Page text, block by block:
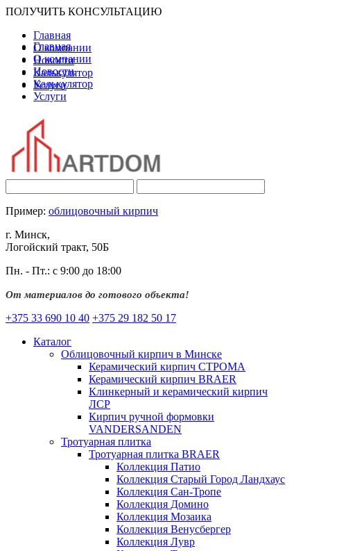
ПОЛУЧИТЬ КОНСУЛЬТАЦИЮ
Главная
О компании
Новости
Калькулятор
Услуги
Главная
О компании
Новости
Калькулятор
Услуги
Пример: облицовочный кирпич
г. Минск,
Логойский тракт, 50Б
Пн. - Пт.: с 9:00 до 18:00
От материалов до готового объекта!
+375 33 690 10 40 +375 29 182 50 17
Каталог
Облицовочный кирпич в Минске
Керамический кирпич СТРОМА
Керамический кирпич BRAER
Клинкерный и керамический кирпич
ЛСР
Кирпич ручной формовки
VANDERSANDEN
Тротуарная плитка
Тротуарная плитка BRAER
Коллекция Патио
Коллекция Старый Город Ландхаус
Коллекция Сан-Тропе
Коллекция Домино
Коллекция Мозаика
Коллекция Венусбергер
Коллекция Лувр